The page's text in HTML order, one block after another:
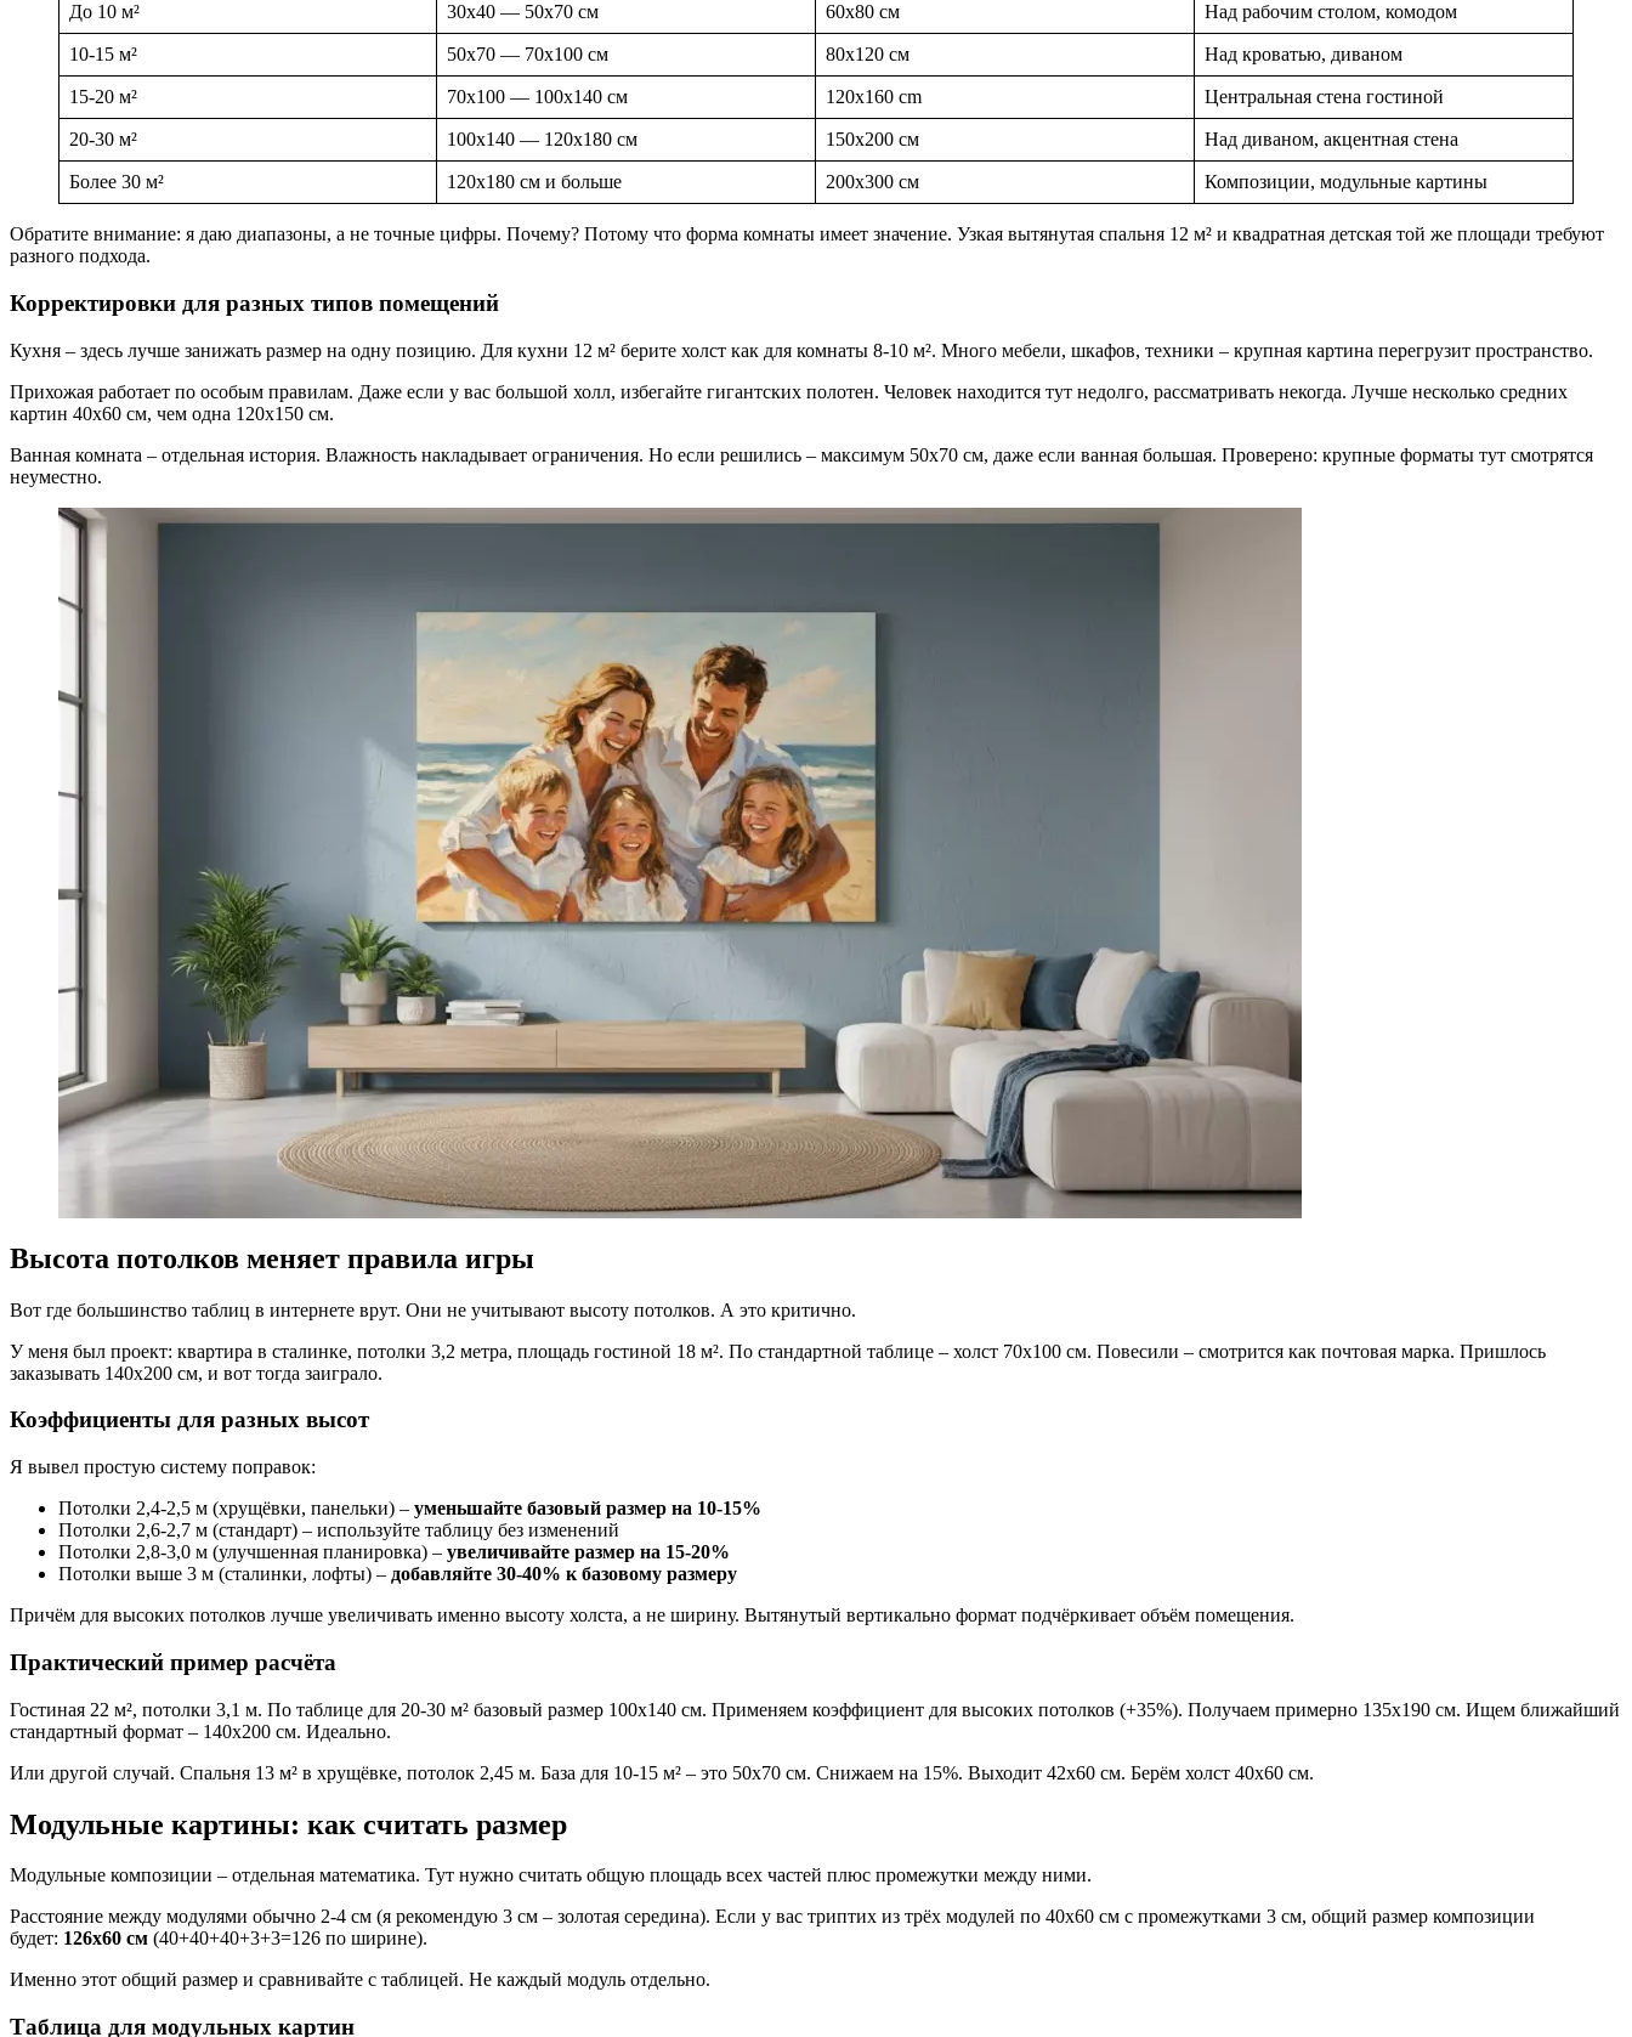
До 10 м² 30х40 — 50х70 см 60х80 см Над рабочим столом, комодом
10-15 м² 50х70 — 70х100 см 80х120 см Над кроватью, диваном
15-20 м² 70х100 — 100х140 см 120х160 cm Центральная стена гостиной
20-30 м² 100х140 — 120х180 см 150х200 см Над диваном, акцентная стена
Более 30 м² 120х180 см и больше 200х300 см Композиции, модульные картины
Обратите внимание: я даю диапазоны, а не точные цифры. Почему? Потому что форма комнаты имеет значение. Узкая вытянутая спальня 12 м² и квадратная детская той же площади требуют
разного подхода.
Корректировки для разных типов помещений
Кухня – здесь лучше занижать размер на одну позицию. Для кухни 12 м² берите холст как для комнаты 8-10 м². Много мебели, шкафов, техники – крупная картина перегрузит пространство.
Прихожая работает по особым правилам. Даже если у вас большой холл, избегайте гигантских полотен. Человек находится тут недолго, рассматривать некогда. Лучше несколько средних
картин 40х60 см, чем одна 120х150 см.
Ванная комната – отдельная история. Влажность накладывает ограничения. Но если решились – максимум 50х70 см, даже если ванная большая. Проверено: крупные форматы тут смотрятся
неуместно.
Высота потолков меняет правила игры
Вот где большинство таблиц в интернете врут. Они не учитывают высоту потолков. А это критично.
У меня был проект: квартира в сталинке, потолки 3,2 метра, площадь гостиной 18 м². По стандартной таблице – холст 70х100 см. Повесили – смотрится как почтовая марка. Пришлось
заказывать 140х200 см, и вот тогда заиграло.
Коэффициенты для разных высот
Я вывел простую систему поправок:
Потолки 2,4-2,5 м (хрущёвки, панельки) – уменьшайте базовый размер на 10-15%
Потолки 2,6-2,7 м (стандарт) – используйте таблицу без изменений
Потолки 2,8-3,0 м (улучшенная планировка) – увеличивайте размер на 15-20%
Потолки выше 3 м (сталинки, лофты) – добавляйте 30-40% к базовому размеру
Причём для высоких потолков лучше увеличивать именно высоту холста, а не ширину. Вытянутый вертикально формат подчёркивает объём помещения.
Практический пример расчёта
Гостиная 22 м², потолки 3,1 м. По таблице для 20-30 м² базовый размер 100х140 см. Применяем коэффициент для высоких потолков (+35%). Получаем примерно 135х190 см. Ищем ближайший
стандартный формат – 140х200 см. Идеально.
Или другой случай. Спальня 13 м² в хрущёвке, потолок 2,45 м. База для 10-15 м² – это 50х70 см. Снижаем на 15%. Выходит 42х60 см. Берём холст 40х60 см.
Модульные картины: как считать размер
Модульные композиции – отдельная математика. Тут нужно считать общую площадь всех частей плюс промежутки между ними.
Расстояние между модулями обычно 2-4 см (я рекомендую 3 см – золотая середина). Если у вас триптих из трёх модулей по 40х60 см с промежутками 3 см, общий размер композиции
будет: 126х60 см (40+40+40+3+3=126 по ширине).
Именно этот общий размер и сравнивайте с таблицей. Не каждый модуль отдельно.
Таблица для модульных картин